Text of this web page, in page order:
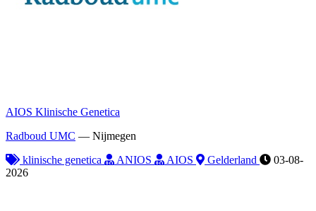
AIOS Klinische Genetica
Radboud UMC — Nijmegen
klinische genetica
ANIOS AIOS Gelderland
03-08-
2026